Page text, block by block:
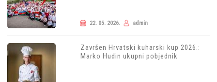
22. 05. 2026. admin
Završen Hrvatski kuharski kup 2026.:
Marko Hudin ukupni pobjednik